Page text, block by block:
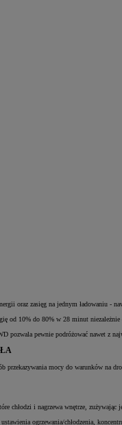
oraz zasięg na jednym ładowaniu -
od 10% do 80% w 28 minut
pozwala pewnie podróżować nawet z
mocy do warunków na
chłodzi i nagrzewa wnętrze, zużywając
ogrzewania/chłodzenia,